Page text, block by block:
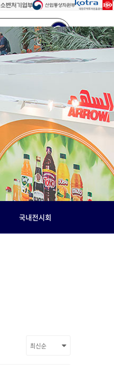
회원가입 로그인
국내전시회